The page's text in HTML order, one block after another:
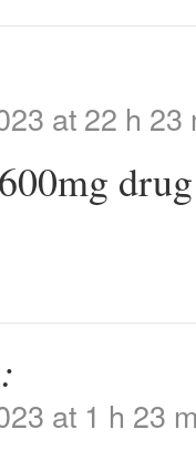
at 22 h 23
at 1 h 23